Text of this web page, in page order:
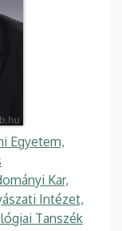
Egyetem,
Kar,
Intézet,
Tanszék